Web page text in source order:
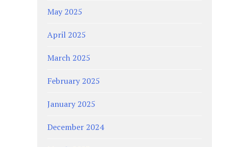
May 2025
April 2025
March 2025
February 2025
January 2025
December 2024